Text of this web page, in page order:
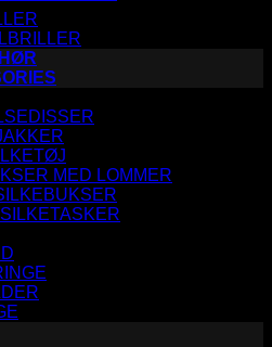
MED LOMMER